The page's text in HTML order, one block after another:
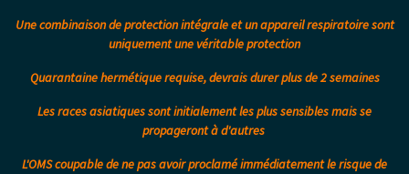
Une combinaison de protection intégrale et un appareil respiratoire sont
uniquement une véritable protection
Quarantaine hermétique requise, devrais durer plus de 2 semaines
Les races asiatiques sont initialement les plus sensibles mais se
propageront à d'autres
L'OMS coupable de ne pas avoir proclamé immédiatement le risque de